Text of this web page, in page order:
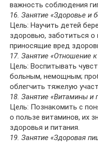
важность соблюдения
16. Занятие «Здоровье и
Цель: Научить детей
здоровью, заботиться о
приносящие вред
17. Занятие «Отношение
Цель: Воспитывать
больным, немощным;
облегчить тяжелую
18. Занятие «Витамины и
Цель: Познакомить с
о пользе витаминов, их
здоровья и питания.
19. Занятие «Здоровая